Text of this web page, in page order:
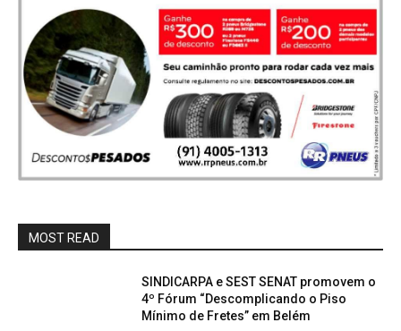
MOST READ
SINDICARPA e SEST SENAT promovem o
4º Fórum “Descomplicando o Piso
Mínimo de Fretes” em Belém